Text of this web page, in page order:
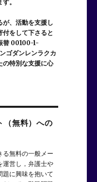
。
、活動を支援し
をして下さると
替 00100-1-
ゴダンレンラクカ
の特別な支援に心
（無料）への
る無料の一般メー
運営し，弁護士や
題に興味を抱いて